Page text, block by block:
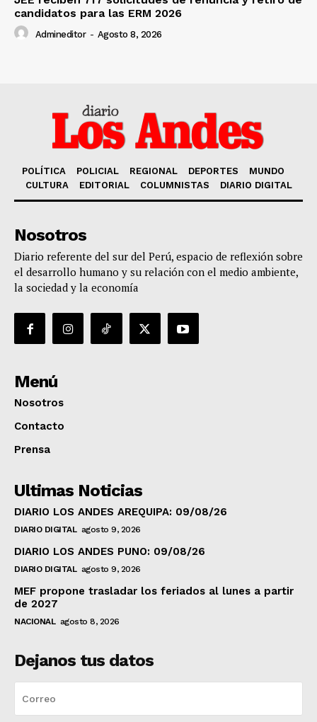
candidatos para las ERM 2026
Admineditor - Agosto 8, 2026
POLÍTICA POLICIAL REGIONAL DEPORTES
MUNDO
CULTURA
EDITORIAL COLUMNISTAS DIARIO DIGITAL
Nosotros
Diario referente del sur del Perú, espacio de reflexión sobre
el desarrollo humano y su relación con el medio ambiente,
la sociedad y la economía
Menú
Nosotros
Contacto
Prensa
Ultimas Noticias
DIARIO LOS ANDES AREQUIPA: 09/08/26
DIARIO DIGITAL agosto 9, 2026
DIARIO LOS ANDES PUNO: 09/08/26
DIARIO DIGITAL agosto 9, 2026
MEF propone trasladar los feriados al lunes a partir
de 2027
NACIONAL agosto 8, 2026
Dejanos tus datos